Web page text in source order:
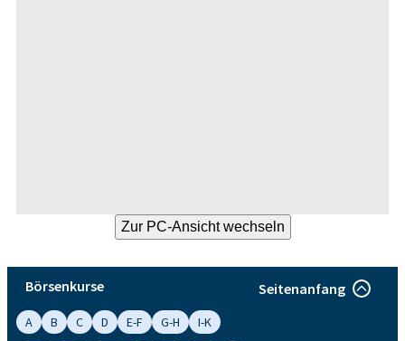
Börsenkurse Seitenanfang
A B C D E-F G-H
I-K